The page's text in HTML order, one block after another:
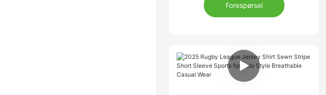
Papua New Guinea
Forespørsel